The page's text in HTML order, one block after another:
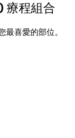
療程組合
喜愛的部位。